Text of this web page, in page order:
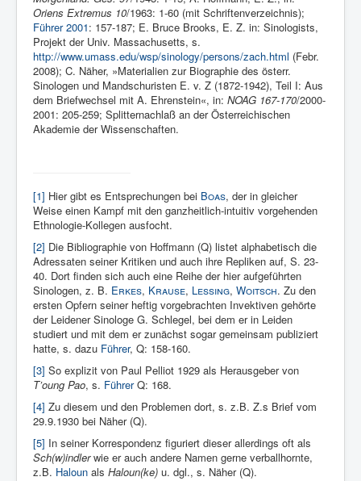
Oriens Extremus 10/1963: 1-60 (mit Schriftenverzeichnis);
Führer 2001: 157-187; E. Bruce Brooks, E. Z. in: Sinologists,
Projekt der Univ. Massachusetts, s.
http://www.umass.edu/wsp/sinology/persons/zach.html (Febr.
2008); C. Näher, »Materialien zur Biographie des österr.
Sinologen und Mandschuristen E. v. Z (1872-1942), Teil I: Aus
dem Briefwechsel mit A. Ehrenstein«, in: NOAG 167-170/2000-
2001: 205-259; Splitternachlaß an der Österreichischen
Akademie der Wissenschaften.
[1] Hier gibt es Entsprechungen bei Boas, der in gleicher
Weise einen Kampf mit den ganzheitlich-intuitiv vorgehenden
Ethnologie-Kollegen ausfocht.
[2] Die Bibliographie von Hoffmann (Q) listet alphabetisch die
Adressaten seiner Kritiken und auch ihre Repliken auf, S. 23-
40. Dort finden sich auch eine Reihe der hier aufgeführten
Sinologen, z. B. Erkes, Krause, Lessing, Woitsch. Zu den
ersten Opfern seiner heftig vorgebrachten Invektiven gehörte
der Leidener Sinologe G. Schlegel, bei dem er in Leiden
studiert und mit dem er zunächst sogar gemeinsam publiziert
hatte, s. dazu Führer, Q: 158-160.
[3] So explizit von Paul Pelliot 1929 als Herausgeber von
T’oung Pao, s. FührerQ: 168.
[4] Zu diesem und den Problemen dort, s. z.B. Z.s Brief vom
29.9.1930 bei Näher (Q).
[5] In seiner Korrespondenz figuriert dieser allerdings oft als
Sch(w)indlerwie er auch andere Namen gerne verballhornte,
z.B. Haloun als Haloun(ke) u. dgl., s. Näher (Q).